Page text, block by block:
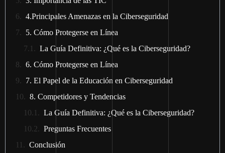
4.Principales Amenazas en la Ciberseguridad
5. Cómo Protegerse en Línea
La Guía Definitiva: ¿Qué es la Ciberseguridad?
6. Cómo Protegerse en Línea
7. El Papel de la Educación en Ciberseguridad
8. Competidores y Tendencias
La Guía Definitiva: ¿Qué es la Ciberseguridad?
Preguntas Frecuentes
Conclusión